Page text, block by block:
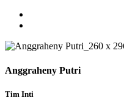
Anggraheny Putri
Tim Inti